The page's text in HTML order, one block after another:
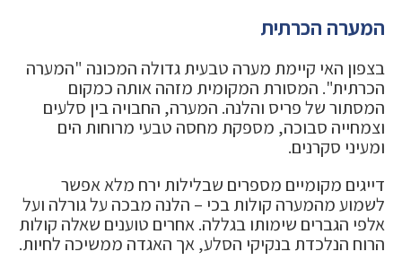
המערה הכרתית
בצפון האי קיימת מערה טבעית גדולה המכונה "המערה
הכרתית". המסורת המקומית מזהה אותה כמקום
המסתור של פריס והלנה. המערה, החבויה בין סלעים
וצמחייה סבוכה, מספקת מחסה טבעי מרוחות הים
ומעיני סקרנים.
דייגים מקומיים מספרים שבלילות ירח מלא אפשר
לשמוע מהמערה קולות בכי – הלנה מבכה על גורלה ועל
אלפי הגברים שימותו בגללה. אחרים טוענים שאלה קולות
הרוח הנלכדת בנקיקי הסלע, אך האגדה ממשיכה לחיות.